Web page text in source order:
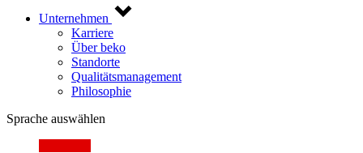
Unternehmen
Karriere
Über beko
Standorte
Qualitätsmanagement
Philosophie
Sprache auswählen